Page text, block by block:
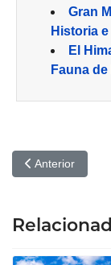
Gran
Historia
El
Fauna
Artículo
Anterior